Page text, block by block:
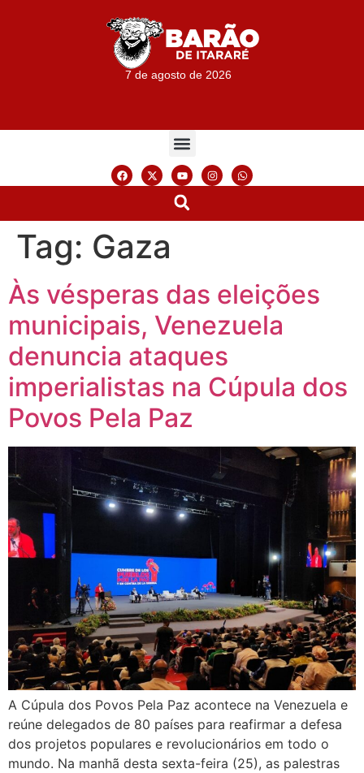
7 de agosto de 2026
Tag: Gaza
Às vésperas das eleições
municipais, Venezuela
denuncia ataques
imperialistas na Cúpula dos
Povos Pela Paz
A Cúpula dos Povos Pela Paz acontece na Venezuela e
reúne delegados de 80 países para reafirmar a defesa
dos projetos populares e revolucionários em todo o
mundo. Na manhã desta sexta-feira (25), as palestras